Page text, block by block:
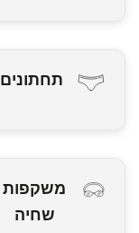
תחתונים
משקפות
שחיה